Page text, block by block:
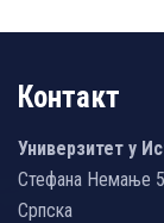
Контакт
Универзитет у
Стефана Немање
Српска